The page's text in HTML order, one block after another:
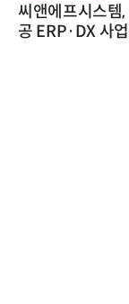
씨앤에프시스템
공 ERP·DX 사